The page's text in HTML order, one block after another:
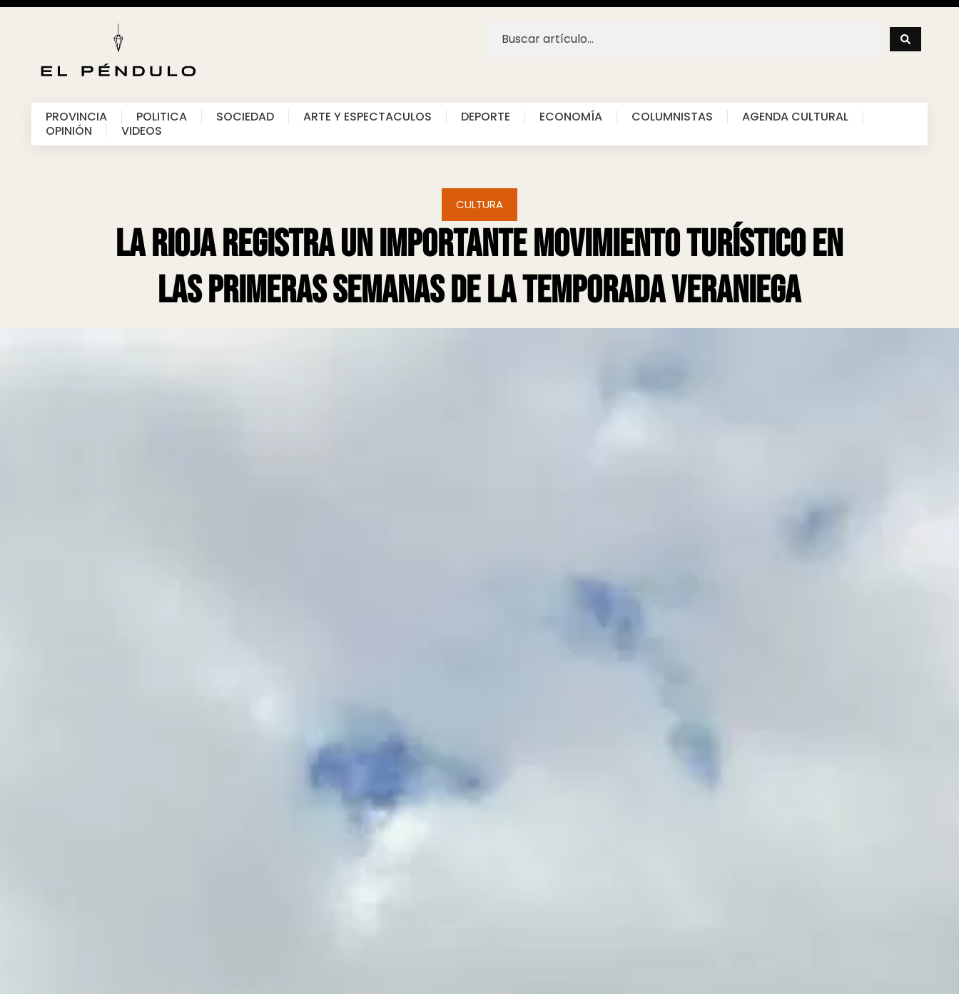
PROVINCIA POLITICA SOCIEDAD ARTE Y ESPECTACULOS DEPORTE ECONOMÍA COLUMNISTAS
AGENDA CULTURAL
OPINIÓN
VIDEOS
CULTURA
La Rioja registra un importante movimiento turístico en
las primeras semanas de la temporada veraniega